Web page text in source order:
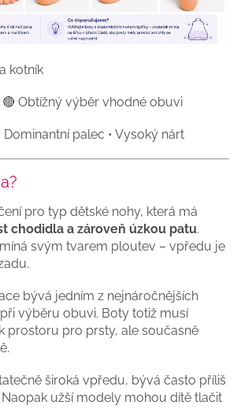
kotník
🔴 Obtížný výběr vhodné obuvi
Dominantní palec • Vysoký nárt
pro typ dětské nohy, která má
chodidla a zároveň úzkou patu.
svým tvarem ploutev – vpředu je
bývá jedním z nejnáročnějších
výběru obuvi. Boty totiž musí
prostoru pro prsty, ale současně
široká vpředu, bývá často příliš
užší modely mohou dítě tlačit